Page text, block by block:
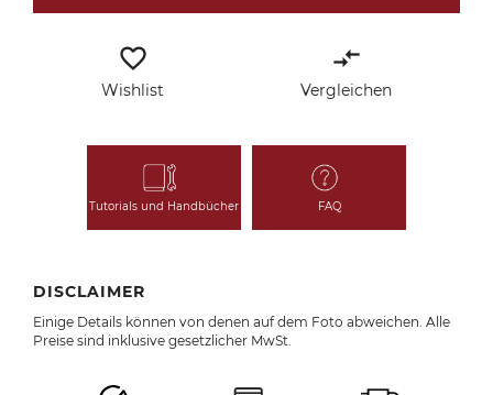
favorite_border
Wishlist
compare_arrows
Vergleichen
Tutorials und Handbücher FAQ
DISCLAIMER
Einige Details können von denen auf dem Foto abweichen. Alle
Preise sind inklusive gesetzlicher MwSt.